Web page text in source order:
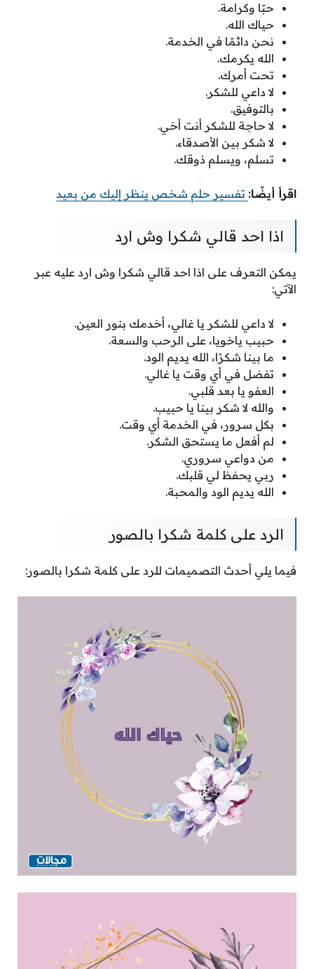
حبًا وكرامة.
حياك الله.
نحن دائمًا في الخدمة.
الله يكرمك.
تحت أمرك.
لا داعي للشكر.
بالتوفيق.
لا حاجة للشكر أنت أخي.
لا شكر بين الأصدقاء.
تسلم، ويسلم ذوقك.
اقرأ أيضًا: تفسير حلم شخص ينظر إليك من بعيد
اذا احد قالي شكرا وش ارد
يمكن التعرف على اذا احد قالي شكرا وش ارد عليه عبر
الآتي:
لا داعي للشكر يا غالي، أخدمك بنور العين.
حبيب ياخويا، على الرحب والسعة.
ما بينا شكرًا، الله يديم الود.
تفضل في أي وقت يا غالي.
العفو يا بعد قلبي.
والله لا شكر بينا يا حبيب.
بكل سرور، في الخدمة أي وقت.
لم أفعل ما يستحق الشكر.
من دواعي سروري.
ربي يحفظ لي قلبك.
الله يديم الود والمحبة.
الرد على كلمة شكرا بالصور
فيما يلي أحدث التصميمات للرد على كلمة شكرا بالصور: